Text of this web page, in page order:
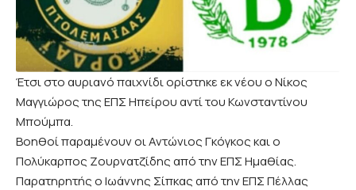
Έτσι στο αυριανό παιχνίδι ορίστηκε εκ νέου ο Νίκος
Μαγγιώρος της ΕΠΣ Ηπείρου αντί του Κωνσταντίνου
Μπούμπα.
Βοηθοί παραμένουν οι Αντώνιος Γκόγκος και ο
Πολύκαρπος Ζουρνατζίδης από την ΕΠΣ Ημαθίας.
Παρατηρητής ο Ιωάννης Σίπκας από την ΕΠΣ Πέλλας